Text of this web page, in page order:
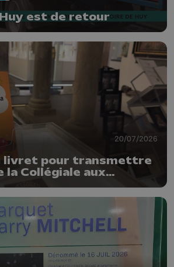
est de retour
20/07/2026
livret pour transmettre
la Collégiale aux